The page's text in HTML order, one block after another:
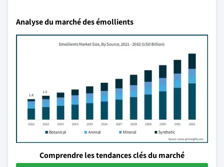
Analyse du marché des émollients
Comprendre les tendances clés du marché